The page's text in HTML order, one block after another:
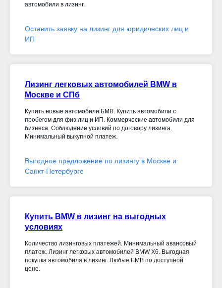
автомобили в лизинг.
Оставить заявку на лизинг для юридических лиц и
ИП
Лизинг легковых автомобилей BMW в
Москве и СПб
Купить новые автомобили БМВ. Купить автомобили с
пробегом для физ лиц и ИП. Коммерческие автомобили для
бизнеса. Соблюдение условий по договору лизинга.
Минимальный выкупной платеж.
Выгодное предложение по лизингу в Москве и
Санкт-Петербурге
Купить BMW в лизинг на выгодных
условиях
Количество лизинговых платежей. Минимальный авансовый
платеж. Лизинг легковых автомобилей BMW X6. Выгодная
покупка автомобиля в лизинг. Любые БМВ по доступной
цене.